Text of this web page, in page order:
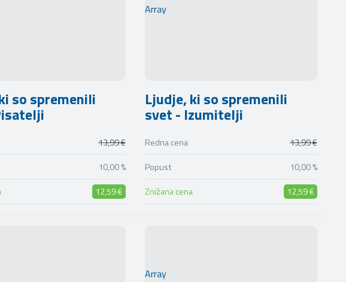
so spremenili
13,99 €
10,00 %
12,59 €
Array
Ljudje, ki so spremenili
svet - Izumitelji
Redna cena
13,99 €
Popust
10,00 %
Znižana cena
12,59 €
Array